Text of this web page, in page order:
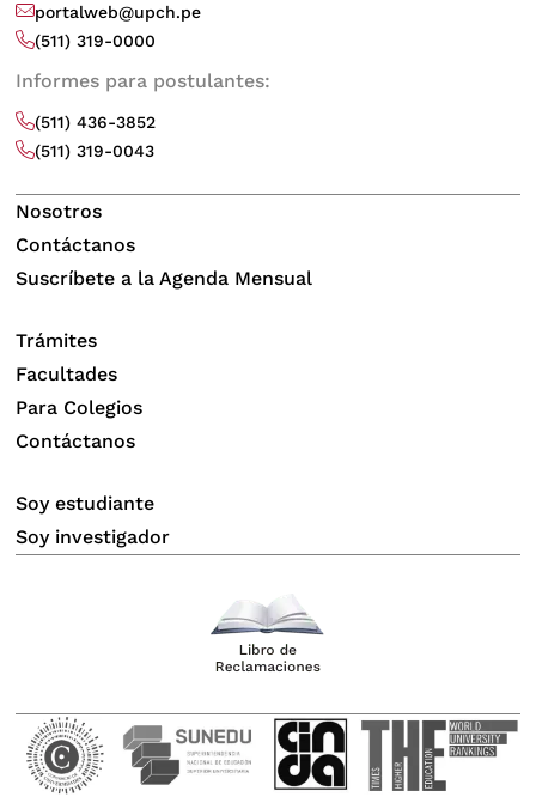
portalweb@upch.pe
(511) 319-0000
Informes para postulantes:
(511) 436-3852
(511) 319-0043
Nosotros
Contáctanos
Suscríbete a la Agenda Mensual
Trámites
Facultades
Para Colegios
Contáctanos
Soy estudiante
Soy investigador